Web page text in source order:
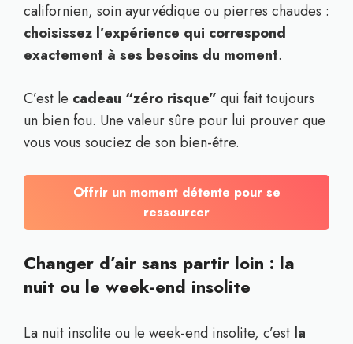
californien, soin ayurvédique ou pierres chaudes :
choisissez l’expérience qui correspond
exactement à ses besoins du moment.
C’est le cadeau “zéro risque” qui fait toujours
un bien fou. Une valeur sûre pour lui prouver que
vous vous souciez de son bien-être.
Offrir un moment détente pour se
ressourcer
Changer d’air sans partir loin : la
nuit ou le week-end insolite
La nuit insolite ou le week-end insolite, c’est la